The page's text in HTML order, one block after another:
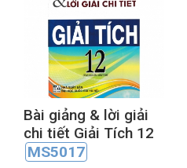
Bài giảng & lời giải
chi tiết Giải Tích 12
MS5017